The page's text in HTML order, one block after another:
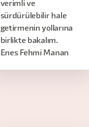
verimli ve
sürdürülebilir hale
getirmenin yollarına
birlikte bakalım.
Enes Fehmi Manan